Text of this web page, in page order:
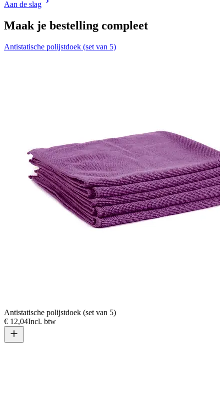
Aan de slag
Maak je bestelling compleet
Antistatische polijstdoek (set van 5)
Antistatische polijstdoek (set van 5)
€ 12,04Incl. btw